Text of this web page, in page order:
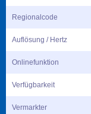
Regionalcode
Auflösung / Hertz
Onlinefunktion
Verfügbarkeit
Vermarkter